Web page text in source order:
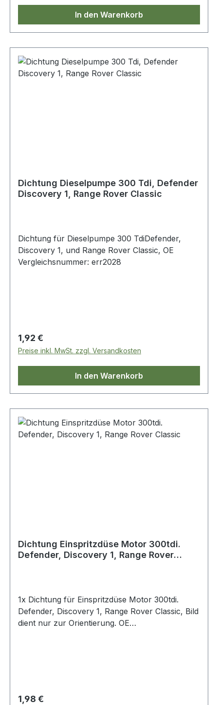
In den Warenkorb
Dichtung Dieselpumpe 300 Tdi, Defender
Discovery 1, Range Rover Classic
Dichtung für Dieselpumpe 300 TdiDefender,
Discovery 1, und Range Rover Classic, OE
Vergleichsnummer: err2028
Regulärer Preis:
1,92 €
Preise inkl. MwSt. zzgl. Versandkosten
In den Warenkorb
Dichtung Einspritzdüse Motor 300tdi.
Defender, Discovery 1, Range Rover
1x Dichtung für Einspritzdüse Motor 300tdi.
Defender, Discovery 1, Range Rover Classic, Bild
dient nur zur Orientierung. OE
Regulärer Preis:
1,98 €